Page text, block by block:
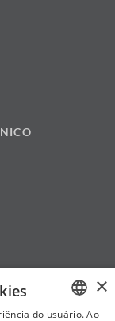
×
do usuário. Ao